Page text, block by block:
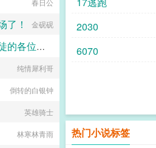
2030
6070
热门小说标签
炖肉无法自
女主身上女
众多知识胡
下留情qaq
男主有女主
，他们扭曲
于是感化反
春日公
了！ 金砚砚
全职法师：成为黑教廷援交教徒的各位婊子
小磊子
纯情犀利哥
倒转的白银钟
英雄骑士
林寒林青雨